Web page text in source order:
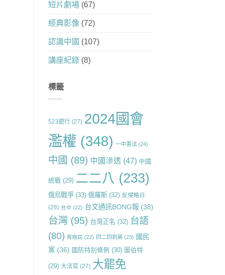
短片劇場(67)
經典影像 (72)
認識中國 (107)
講座紀錄(8)
標籤
523遊行(27) 2024國會
濫權 (348) 一中憲法(24)
中國 (89) 中國滲透 (47) 中國
統戰(29) 二二八 (233)
俄烏戰爭(33) 俄羅斯(32) 反侵略日
(26) 台中 (22) 台文通訊BONG報(38)
台灣(95) 台灣正名 (32) 台語
(80) 周婉窈 (22) 四二四刺蔣(23) 國民
黨 (36) 國防特別條例 (30) 圖伯特
(29) 大法官(27) 大罷免